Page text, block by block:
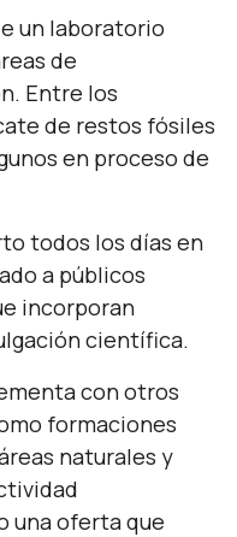
un laboratorio
de
Entre los
de restos fósiles
en proceso de
todos los días en
a públicos
incorporan
científica.
con otros
formaciones
naturales y
una oferta que